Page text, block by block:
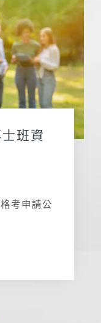
班資
考申請公